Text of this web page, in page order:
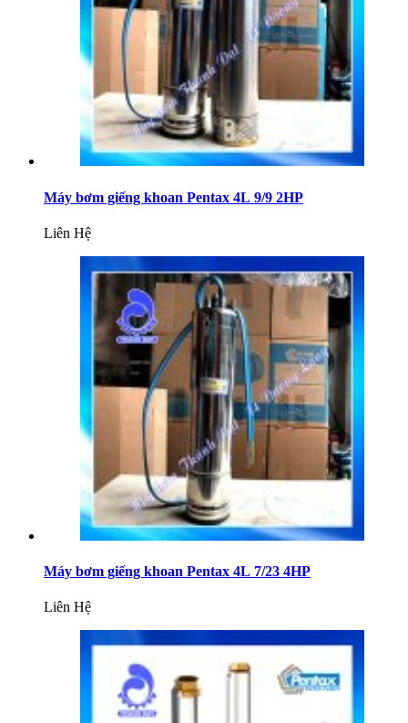
Máy bơm giếng khoan Pentax 4L 9/9 2HP
Liên Hệ
Máy bơm giếng khoan Pentax 4L 7/23 4HP
Liên Hệ